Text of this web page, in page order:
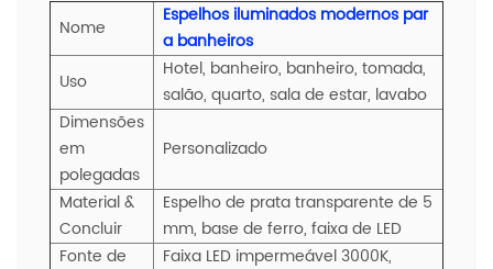
Nome
Espelhos iluminados modernos par
a banheiros
Uso
Hotel, banheiro, banheiro, tomada,
salão, quarto, sala de estar, lavabo
Dimensões
em
polegadas
Personalizado
Material &
Concluir
Espelho de prata transparente de 5
mm, base de ferro, faixa de LED
Fonte de
Faixa LED impermeável 3000K,